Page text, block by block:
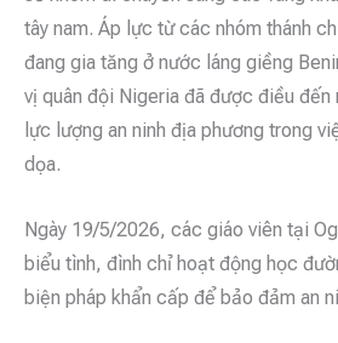
tây nam. Áp lực từ các nhóm thánh
đang gia tăng ở nước láng giềng
vị quân đội Nigeria đã được điều đến
lực lượng an ninh địa phương trong
dọa.
Ngày 19/5/2026, các giáo viên tại
biểu tình, đình chỉ hoạt động học
biện pháp khẩn cấp để bảo đảm an